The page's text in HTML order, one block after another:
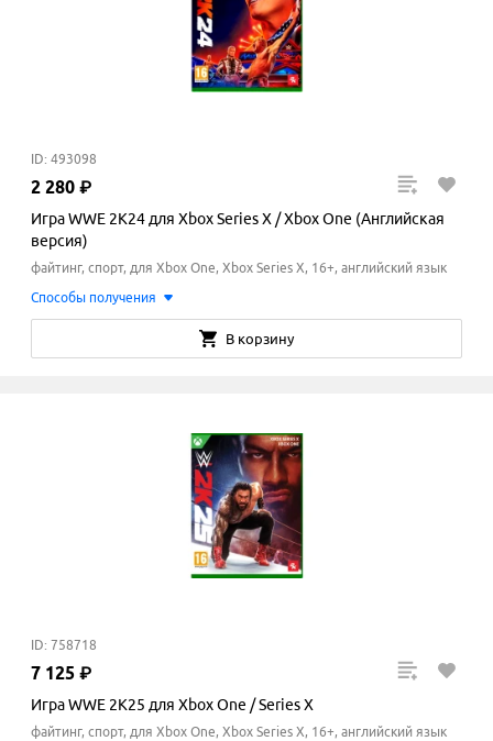
ID: 493098
2 280 ₽
Игра WWE 2K24 для Xbox Series X / Xbox One (Английская
версия)
файтинг, спорт, для Xbox One, Xbox Series X, 16+, английский язык
Способы получения
В корзину
ID: 758718
7 125 ₽
Игра WWE 2K25 для Xbox One / Series X
файтинг, спорт, для Xbox One, Xbox Series X, 16+, английский язык